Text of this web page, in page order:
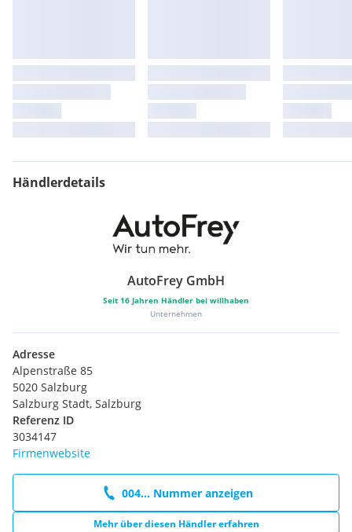
Händlerdetails
AutoFrey GmbH
Seit 16 Jahren Händler bei willhaben
Unternehmen
Adresse
Alpenstraße 85
5020 Salzburg
Salzburg Stadt, Salzburg
Referenz ID
3034147
Firmenwebsite
004... Nummer anzeigen
Mehr über diesen Händler erfahren